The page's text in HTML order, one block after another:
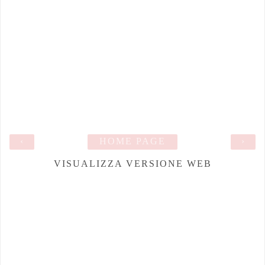
›
HOME PAGE
VISUALIZZA VERSIONE WEB